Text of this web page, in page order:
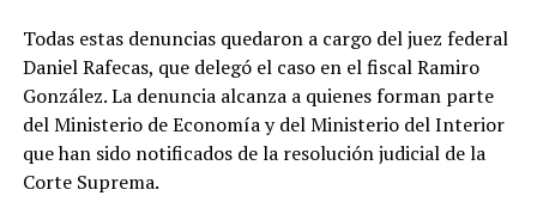
Todas estas denuncias quedaron a cargo del juez federal
Daniel Rafecas, que delegó el caso en el fiscal Ramiro
González. La denuncia alcanza a quienes forman parte
del Ministerio de Economía y del Ministerio del Interior
que han sido notificados de la resolución judicial de la
Corte Suprema.